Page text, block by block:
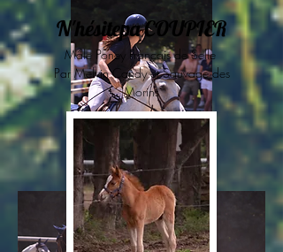
N'hésitepa COUPIER
Mâle Poney Français de Selle
Par Melvin Candy et Sauvage des
Morins